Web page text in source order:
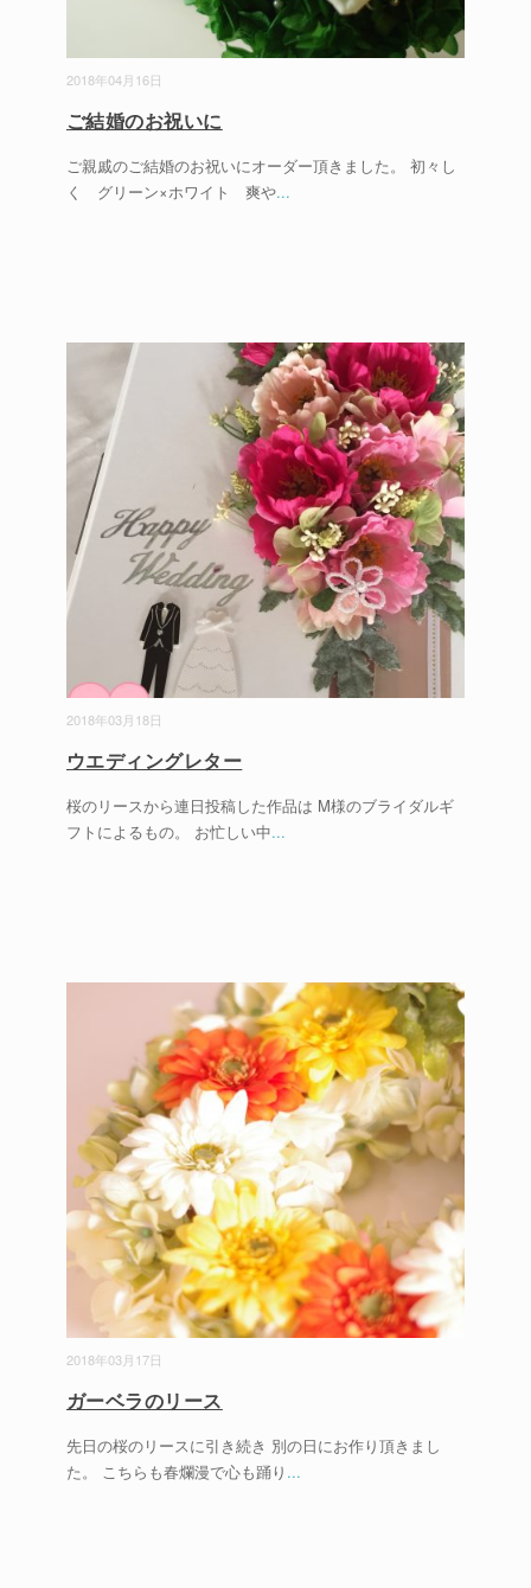
2018年04月16日
ご結婚のお祝いに
ご親戚のご結婚のお祝いにオーダー頂きました。 初々し
く グリーン×ホワイト 爽や...
2018年03月18日
ウエディングレター
桜のリースから連日投稿した作品は M様のブライダルギ
フトによるもの。 お忙しい中...
2018年03月17日
ガーベラのリース
先日の桜のリースに引き続き 別の日にお作り頂きまし
た。 こちらも春爛漫で心も踊り ...